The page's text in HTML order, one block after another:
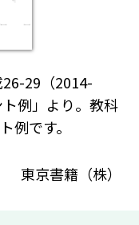
29（2014-
例」より。教科
例です。
東京書籍（株）